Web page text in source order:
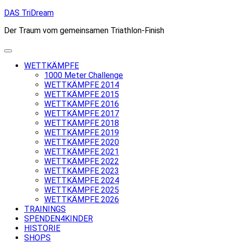
Skip
content
DAS TriDream
Der Traum vom gemeinsamen Triathlon-Finish
WETTKÄMPFE
1000 Meter Challenge
WETTKÄMPFE 2014
WETTKÄMPFE 2015
WETTKÄMPFE 2016
WETTKÄMPFE 2017
WETTKÄMPFE 2018
WETTKÄMPFE 2019
WETTKÄMPFE 2020
WETTKÄMPFE 2021
WETTKÄMPFE 2022
WETTKÄMPFE 2023
WETTKÄMPFE 2024
WETTKÄMPFE 2025
WETTKÄMPFE 2026
TRAININGS
SPENDEN4KINDER
HISTORIE
SHOPS